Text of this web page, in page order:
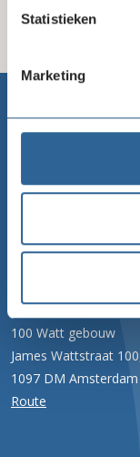
Statistieken
Marketing
Goede Doelen
020 422 99 77
Email
Adres
100 Watt gebouw
James Wattstraat
1097 DM Amsterdam
Route